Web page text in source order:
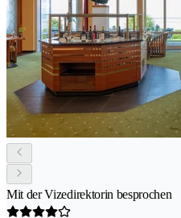
Mit der Vizedirektorin besprochen